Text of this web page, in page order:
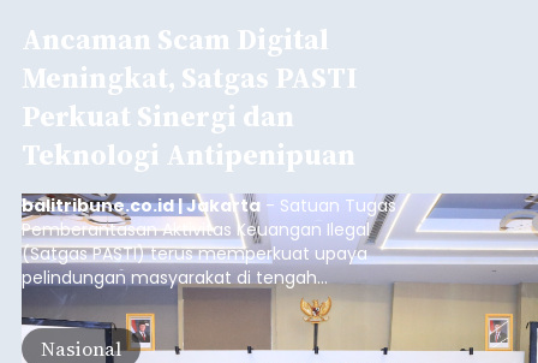
Ancaman Scam Digital
Meningkat, Satgas PASTI
Perkuat Sinergi dan
Teknologi Antipenipuan
balitribune.co.id | Jakarta - Satuan Tugas
Pemberantasan Aktivitas Keuangan Ilegal
(Satgas PASTI) terus memperkuat upaya
pelindungan masyarakat di tengah
meningkatnya ancaman penipuan digital yang
semakin kompleks.
Nasional